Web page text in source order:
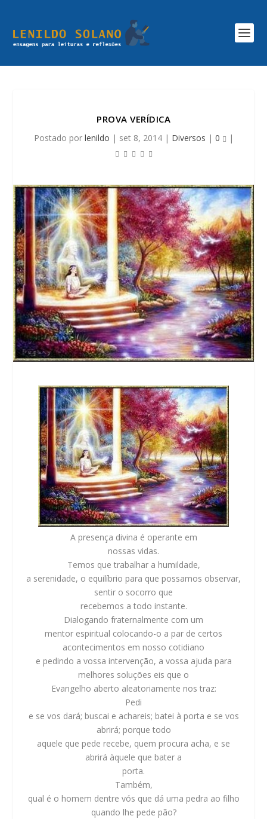
PROVA VERÍDICA
Postado por lenildo | set 8, 2014| Diversos | 0 |
A presença divina é operante em
nossas vidas.
Temos que trabalhar a humildade,
a serenidade, o equilíbrio para que possamos observar,
sentir o socorro que
recebemos a todo instante.
Dialogando fraternalmente com um
mentor espiritual colocando-o a par de certos
acontecimentos em nosso cotidiano
e pedindo a vossa intervenção, a vossa ajuda para
melhores soluções eis que o
Evangelho aberto aleatoriamente nos traz:
Pedi
e se vos dará; buscai e achareis; batei à porta e se vos
abrirá; porque todo
aquele que pede recebe, quem procura acha, e se
abrirá àquele que bater a
porta.
Também,
qual é o homem dentre vós que dá uma pedra ao filho
quando lhe pede pão?